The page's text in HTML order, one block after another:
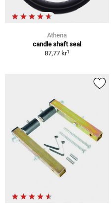
Athena
candle shaft seal
87,77 kr1